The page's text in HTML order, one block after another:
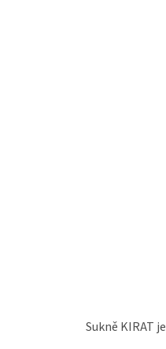
Sukně KIRAT je